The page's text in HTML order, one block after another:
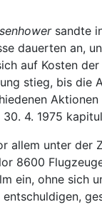
sandte
dauerten an,
auf Kosten
stieg, bis die
4. 1975
unter der
8600
ein, ohne sich